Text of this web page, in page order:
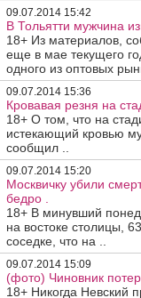
09.07.2014 15:42
В Тольятти мужчина
18+ Из материалов,
еще в мае текущего
одного из оптовых
09.07.2014 15:36
Кровавая резня на
18+ О том, что на
истекающий кровью
сообщил ..
09.07.2014 15:20
Москвичку убили
бедро .
18+ В минувший
на востоке столицы,
соседке, что на ..
09.07.2014 15:09
(фото) Чиновник
18+ Никогда Невский